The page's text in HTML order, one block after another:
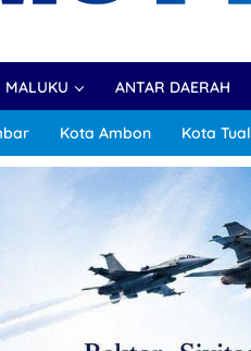
MALUKU ANTAR DAERAH
Kota Ambon Kota Tual